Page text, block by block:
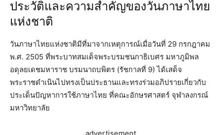
ประวัติและความสำคัญของวันภาษาไทย
แห่งชาติ
วันภาษาไทยแห่งชาติมีที่มาจากเหตุการณ์เมื่อวันที่ 29 กรกฎาคม
พ.ศ. 2505 ที่พระบาทสมเด็จพระบรมชนกาธิเบศร มหาภูมิพล
อดุลยเดชมหาราช บรมนาถบพิตร (รัชกาลที่ 9) ได้เสด็จ
พระราชดำเนินไปทรงเป็นประธานและทรงร่วมอภิปรายเกี่ยวกับ
ประเด็นปัญหาการใช้ภาษาไทย ที่คณะอักษรศาสตร์ จุฬาลงกรณ์
มหาวิทยาลัย
advertisement